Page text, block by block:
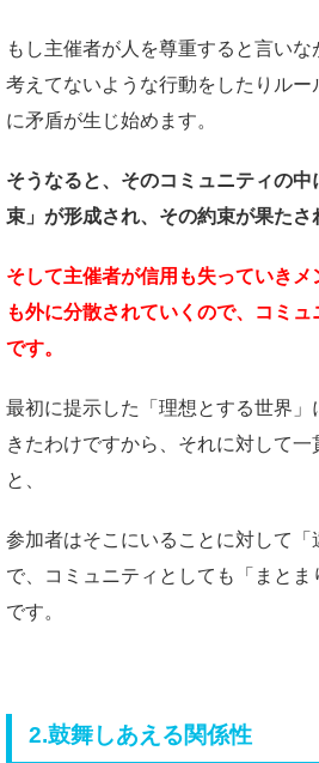
もし主催者が人を尊重すると言い
考えてないような行動をしたりルー
に矛盾が生じ始めます。
そうなると、そのコミュニティの中
束」が形成され、 その約束が果たさ
そして主催者が信用も失っていき メ
も外に分散されていくので、
コミュ
です。
最初に提示した「理想とする世界」
きたわけですから、それに対して一
と、
参加者はそこにいることに対して
で、コミュニティとしても「まと
です。
2.鼓舞しあえる関係性